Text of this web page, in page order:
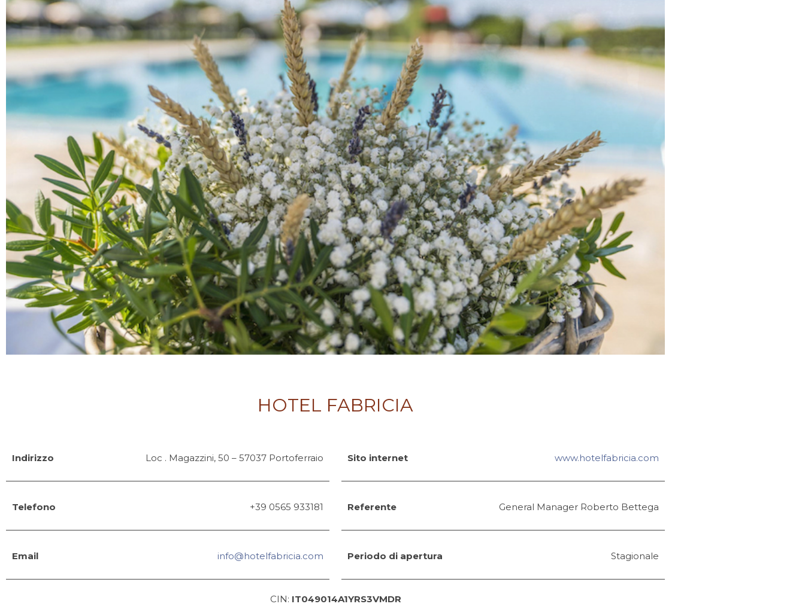
HOTEL FABRICIA
Indirizzo Loc . Magazzini, 50 – 57037 Portoferraio Sito internet www.hotelfabricia.com
Telefono +39 0565 933181 Referente General Manager Roberto Bettega
Email info@hotelfabricia.com Periodo di apertura Stagionale
CIN: IT049014A1YRS3VMDR